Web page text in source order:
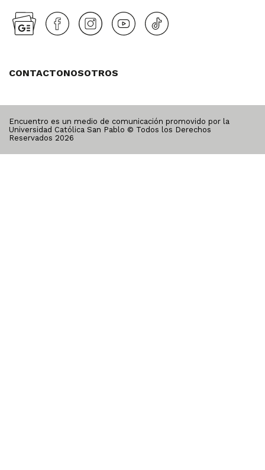
CONTACTONOSOTROS
Encuentro es un medio de comunicación promovido por la
Universidad Católica San Pablo © Todos los Derechos
Reservados 2026